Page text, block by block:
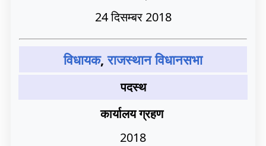
24 दिसम्बर 2018
विधायक,राजस्थान विधानसभा
पदस्थ
कार्यालय ग्रहण
2018